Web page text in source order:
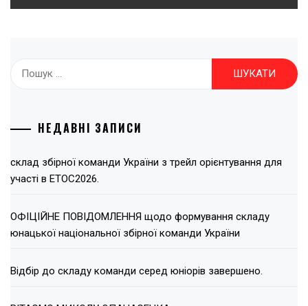
НЕДАВНІ ЗАПИСИ
склад збірної команди України з трейл орієнтування для
участі в ЕТОС2026.
ОФІЦІЙНЕ ПОВІДОМЛЕННЯ щодо формування складу
юнацької національної збірної команди України
Відбір до складу команди серед юніорів завершено.